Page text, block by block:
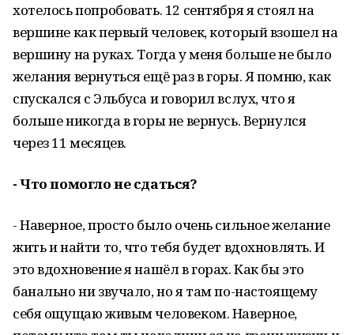
хотелось попробовать. 12 сентября я стоял на
вершине как первый человек, который взошел на
вершину на руках. Тогда у меня больше не было
желания вернуться ещё раз в горы. Я помню, как
спускался с Эльбуса и говорил вслух, что я
больше никогда в горы не вернусь. Вернулся
через 11 месяцев.
- Что помогло не сдаться?
- Наверное, просто было очень сильное желание
жить и найти то, что тебя будет вдохновлять. И
это вдохновение я нашёл в горах. Как бы это
банально ни звучало, но я там по-настоящему
себя ощущаю живым человеком. Наверное,